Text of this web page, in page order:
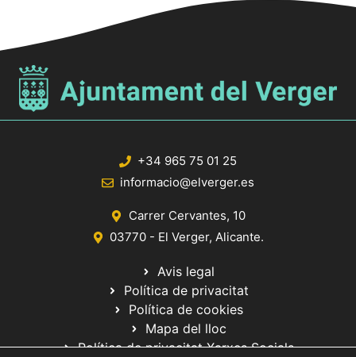
+34 965 75 01 25
informacio@elverger.es
Carrer Cervantes, 10
03770 - El Verger, Alicante.
Avis legal
Política de privacitat
Política de cookies
Mapa del lloc
Política de privacitat Xarxes Socials